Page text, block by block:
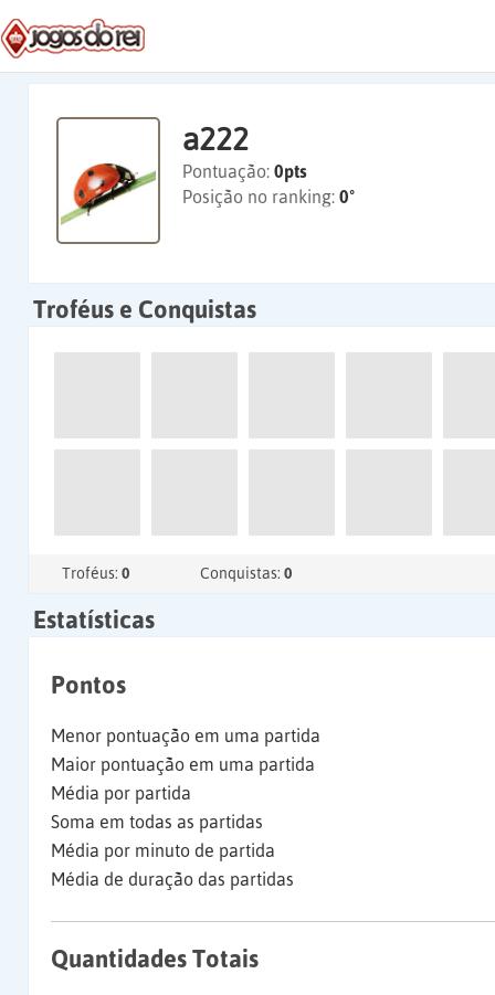
a222
Pontuação: 0pts
Posição no ranking: 0º
Troféus e Conquistas
Troféus: 0 Conquistas: 0
Estatísticas
Pontos
Menor pontuação em uma partida
Maior pontuação em uma partida
Média por partida
Soma em todas as partidas
Média por minuto de partida
Média de duração das partidas
Quantidades Totais